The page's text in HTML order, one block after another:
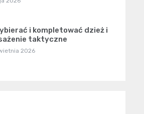
i kompletować dzież i
taktyczne
2026